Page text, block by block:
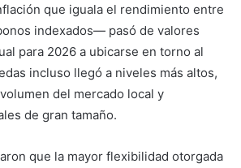
que iguala el rendimiento entre
indexados— pasó de valores
para 2026 a ubicarse en torno al
incluso llegó a niveles más altos,
del mercado local y
de gran tamaño.
que la mayor flexibilidad otorgada